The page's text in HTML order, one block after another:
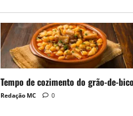
Tempo de cozimento do grão-de-
Redação MC 0